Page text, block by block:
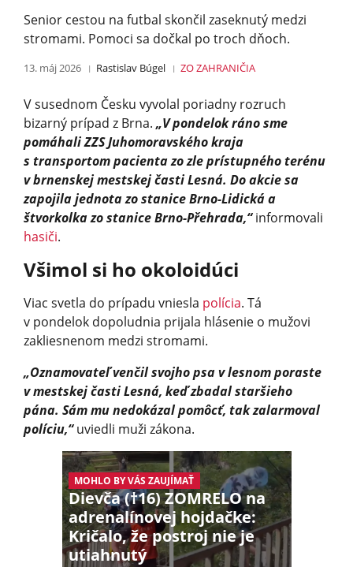
Senior cestou na futbal skončil zaseknutý medzi
stromami. Pomoci sa dočkal po troch dňoch.
13. máj 2026 Rastislav Búgel ZO ZAHRANIČIA
V susednom Česku vyvolal poriadny rozruch
bizarný prípad z Brna. „V pondelok ráno sme
pomáhali ZZS Juhomoravského kraja
s transportom pacienta zo zle prístupného terénu
v brnenskej mestskej časti Lesná. Do akcie sa
zapojila jednota zo stanice Brno-Lidická a
štvorkolka zo stanice Brno-Přehrada,“informovali
hasiči.
Všimol si ho okoloidúci
Viac svetla do prípadu vniesla polícia. Tá
v pondelok dopoludnia prijala hlásenie o mužovi
zakliesnenom medzi stromami.
„Oznamovateľ venčil svojho psa v lesnom poraste
v mestskej časti Lesná, keď zbadal staršieho
pána. Sám mu nedokázal pomôcť, tak zalarmoval
políciu,“uviedli muži zákona.
MOHLO BY VÁS ZAUJÍMAŤ
Dievča (†16) ZOMRELO na
adrenalínovej hojdačke:
Kričalo, že postroj nie je
utiahnutý